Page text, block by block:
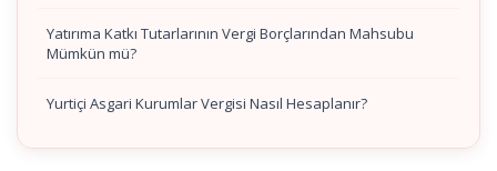
Yatırıma Katkı Tutarlarının Vergi Borçlarından Mahsubu
Mümkün mü?
Yurtiçi Asgari Kurumlar Vergisi Nasıl Hesaplanır?